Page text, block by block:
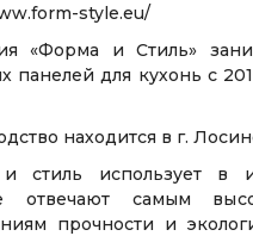
style.eu/
«Форма и Стиль»
панелей для кухонь с
находится в г.
стиль использует в
отвечают самым
прочности и